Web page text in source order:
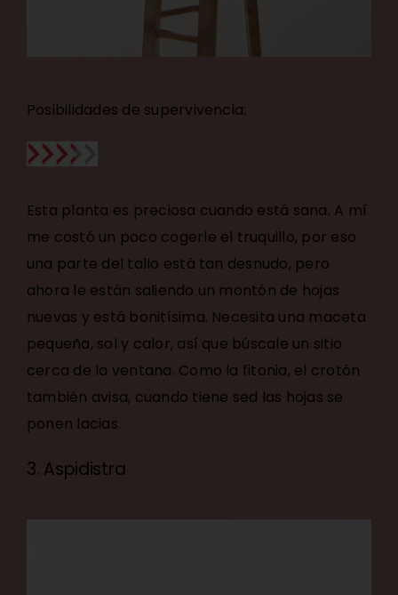
Posibilidades de supervivencia:
Esta planta es preciosa cuando está sana. A mí
me costó un poco cogerle el truquillo, por eso
una parte del tallo está tan desnudo, pero
ahora le están saliendo un montón de hojas
nuevas y está bonitísima. Necesita una maceta
pequeña, sol y calor, así que búscale un sitio
cerca de la ventana. Como la fitonia, el crotón
también avisa, cuando tiene sed las hojas se
ponen lacias.
3. Aspidistra